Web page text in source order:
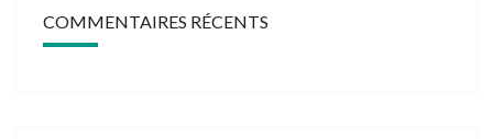
COMMENTAIRES RÉCENTS